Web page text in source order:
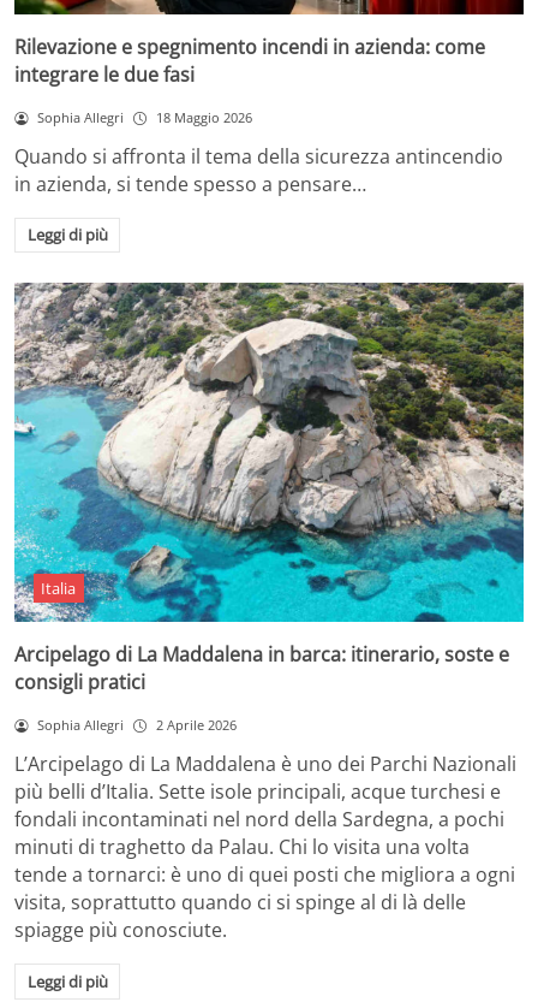
Rilevazione e spegnimento incendi in azienda: come
integrare le due fasi
Sophia Allegri 18 Maggio 2026
Quando si affronta il tema della sicurezza antincendio
in azienda, si tende spesso a pensare…
Leggi di più
Italia
Arcipelago di La Maddalena in barca: itinerario, soste e
consigli pratici
Sophia Allegri 2 Aprile 2026
L’Arcipelago di La Maddalena è uno dei Parchi Nazionali
più belli d’Italia. Sette isole principali, acque turchesi e
fondali incontaminati nel nord della Sardegna, a pochi
minuti di traghetto da Palau. Chi lo visita una volta
tende a tornarci: è uno di quei posti che migliora a ogni
visita, soprattutto quando ci si spinge al di là delle
spiagge più conosciute.
Leggi di più